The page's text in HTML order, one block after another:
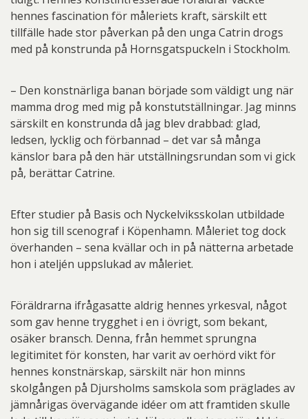
hennes fascination för måleriets kraft, särskilt ett
tillfälle hade stor påverkan på den unga Catrin drogs
med på konstrunda på Hornsgatspuckeln i Stockholm.
– Den konstnärliga banan började som väldigt ung när
mamma drog med mig på konstutställningar. Jag minns
särskilt en konstrunda då jag blev drabbad: glad,
ledsen, lycklig och förbannad – det var så många
känslor bara på den här utställningsrundan som vi gick
på, berättar Catrine.
Efter studier på Basis och Nyckelviksskolan utbildade
hon sig till scenograf i Köpenhamn. Måleriet tog dock
överhanden – sena kvällar och in på nätterna arbetade
hon i ateljén uppslukad av måleriet.
Föräldrarna ifrågasatte aldrig hennes yrkesval, något
som gav henne trygghet i en i övrigt, som bekant,
osäker bransch. Denna, från hemmet sprungna
legitimitet för konsten, har varit av oerhörd vikt för
hennes konstnärskap, särskilt när hon minns
skolgången på Djursholms samskola som präglades av
jämnårigas övervägande idéer om att framtiden skulle